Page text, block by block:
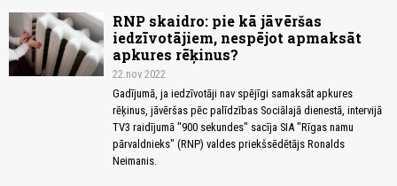
RNP skaidro: pie kā jāvēršas
iedzīvotājiem, nespējot apmaksāt
apkures rēķinus?
22.nov 2022
Gadījumā, ja iedzīvotāji nav spējīgi samaksāt apkures
rēķinus, jāvēršas pēc palīdzības Sociālajā dienestā, intervijā
TV3 raidījumā "900 sekundes" sacīja SIA "Rīgas namu
pārvaldnieks" (RNP) valdes priekšsēdētājs Ronalds
Neimanis.